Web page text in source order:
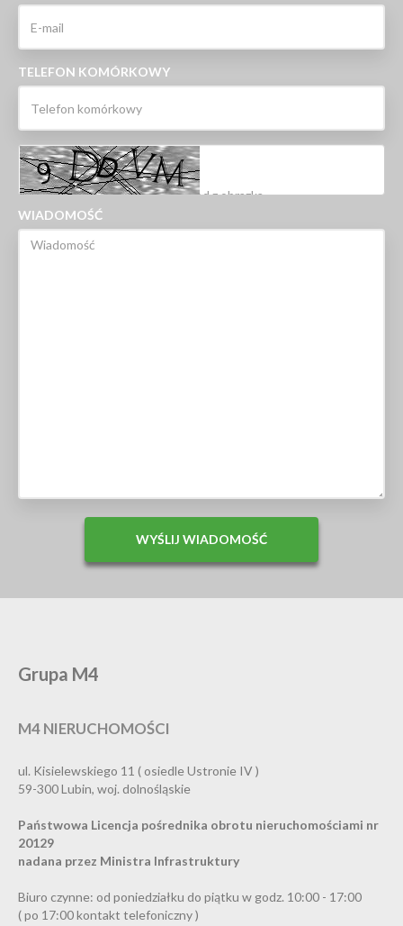
TELEFON KOMÓRKOWY
WIADOMOŚĆ
Grupa M4
M4 NIERUCHOMOŚCI
ul. Kisielewskiego 11 ( osiedle Ustronie IV )
59-300 Lubin, woj. dolnośląskie
Państwowa Licencja pośrednika obrotu nieruchomościami nr
20129
nadana przez Ministra Infrastruktury
Biuro czynne: od poniedziałku do piątku w godz. 10:00 - 17:00
( po 17:00 kontakt telefoniczny )